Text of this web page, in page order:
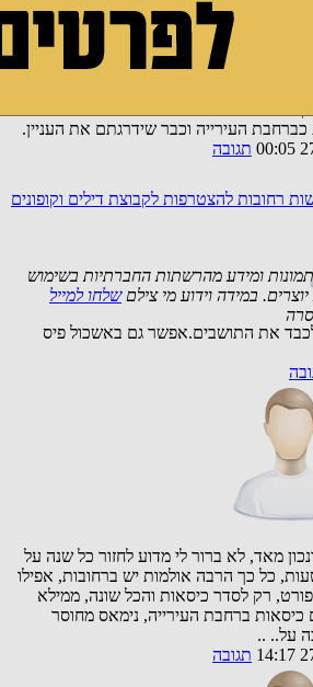
רחובות להצטרפות לקבוצת דילים וקופונים
ומידע מהרשתות החברתיות בשימוש
שלחו למייל
שווה להגיע לשם, בשביל מה לסבול בחום
גם אם ישלמו לי לא אגיע לשם, לא לומדים
את השבלונה הזו, ולא חשוב כמה שנים זה קיים,
נעשה יותר ויותר חם אז, תודה אבל לא תודה,
כברחבת העירייה וכבר שידרגתם את העניין.
תגובה
את התושבים.אפשר גם באשכול פיס
מאד, לא ברור לי מדוע לחזור כל שנה על
כל כך הרבה אולמות יש ברחובות, אפילו
רק לסדר כיסאות והכל שונה, ממילא
כיסאות ברחבת העירייה, נימאס מחוסר
על.. ..
תגובה